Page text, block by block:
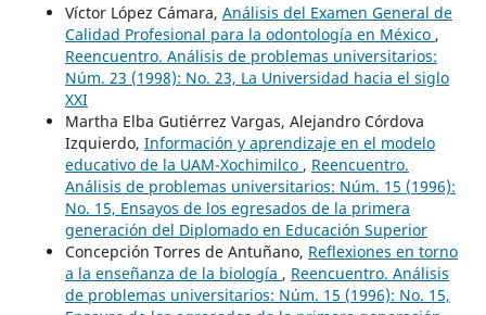
Víctor López Cámara, Análisis del Examen General de
Calidad Profesional para la odontología en México ,
Reencuentro. Análisis de problemas universitarios:
Núm. 23 (1998): No. 23, La Universidad hacia el siglo
XXI
Martha Elba Gutiérrez Vargas, Alejandro Córdova
Izquierdo, Información y aprendizaje en el modelo
educativo de la UAM-Xochimilco , Reencuentro.
Análisis de problemas universitarios: Núm. 15 (1996):
No. 15, Ensayos de los egresados de la primera
generación del Diplomado en Educación Superior
Concepción Torres de Antuñano, Reflexiones en torno
a la enseñanza de la biología , Reencuentro. Análisis
de problemas universitarios: Núm. 15 (1996): No. 15,